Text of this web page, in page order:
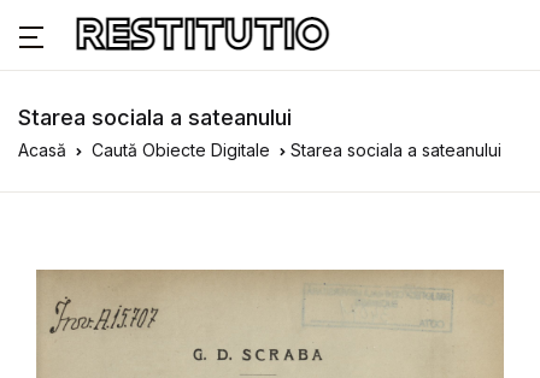
Starea sociala a sateanului
Acasă Caută Obiecte Digitale Starea sociala a sateanului